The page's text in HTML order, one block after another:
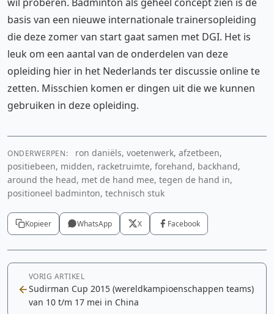
basis van een nieuwe internationale trainersopleiding
die deze zomer van start gaat samen met DGI. Het is
leuk om een aantal van de onderdelen van deze
opleiding hier in het Nederlands ter discussie online te
zetten. Misschien komen er dingen uit die we kunnen
gebruiken in deze opleiding.
ONDERWERPEN:
ron daniëls, voetenwerk, afzetbeen,
positiebeen, midden, racketruimte, forehand, backhand,
around the head, met de hand mee, tegen de hand in,
positioneel badminton, technisch stuk
Kopieer WhatsApp X Facebook
VORIG ARTIKEL
Sudirman Cup 2015 (wereldkampioenschappen teams)
van 10 t/m 17 mei in China